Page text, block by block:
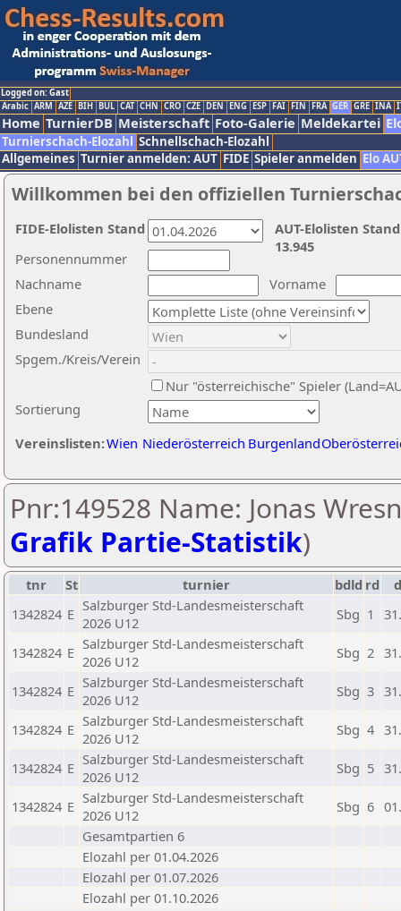
Logged on: Gast
Arabic ARM AZE BIH BUL CAT CHN CRO CZE DEN ENG ESP FAI FIN FRA GER GRE INA
Home TurnierDB Meisterschaft Foto-Galerie Meldekartei
Turnierschach-Elozahl Schnellschach-Elozahl
Allgemeines Turnier anmelden: AUT FIDE Spieler anmelden Elo
Willkommen bei den offiziellen
Nachname
Vorname
Ebene
Sortierung
Personennummer
Bundesland
Spgem./Kreis/Verein
Nur "österreichische" Spieler
Vereinslisten:Wien Niederösterreich Burgenland
AUT-Elolisten
13.945
FIDE-Elolisten Stand
Pnr:149528 Name: Jonas
Grafik Partie-Statistik)
tnr St turnier bdld rd
1342824 E Salzburger Std-Landesmeisterschaft
2026 U12
Sbg 1
1342824 E Salzburger Std-Landesmeisterschaft
2026 U12
Sbg 2
1342824 E Salzburger Std-Landesmeisterschaft
2026 U12
Sbg 3
1342824 E Salzburger Std-Landesmeisterschaft
2026 U12
Sbg 4
1342824 E Salzburger Std-Landesmeisterschaft
2026 U12
Sbg 5
1342824 E Salzburger Std-Landesmeisterschaft
2026 U12
Sbg 6
Gesamtpartien 6
Elozahl per 01.04.2026
Elozahl per 01.07.2026
Elozahl per 01.10.2026